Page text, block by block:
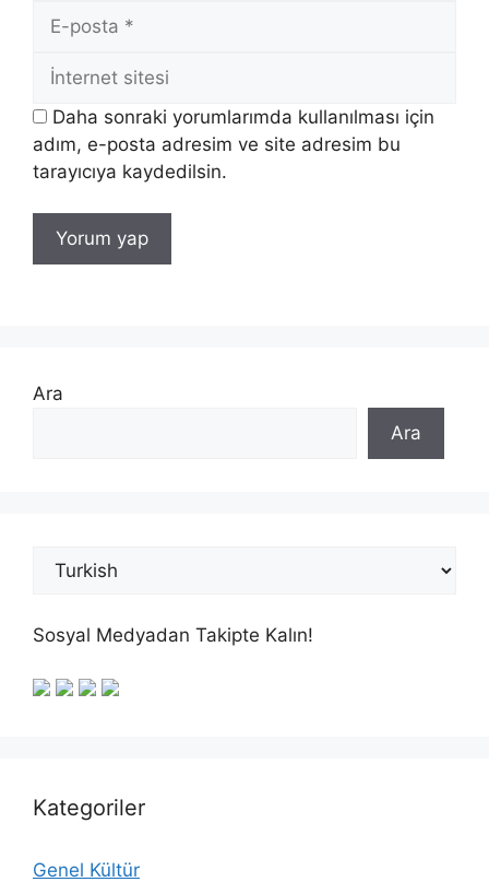
posta
İnternet
sitesi
Daha sonraki yorumlarımda kullanılması için
adım, e-posta adresim ve site adresim bu
tarayıcıya kaydedilsin.
Ara
Ara
Sosyal Medyadan Takipte Kalın!
Kategoriler
Genel Kültür